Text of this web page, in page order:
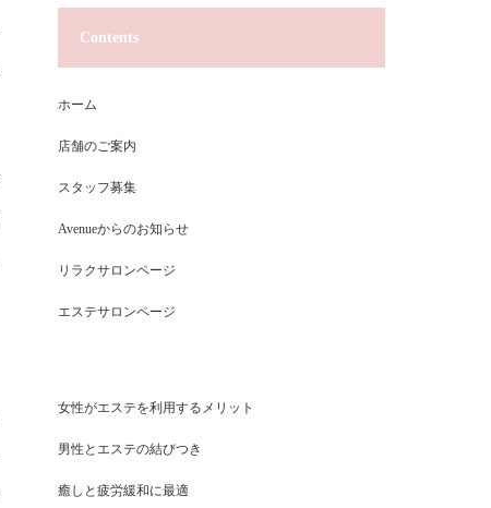
Contents
ホーム
店舗のご案内
スタッフ募集
Avenueからのお知らせ
リラクサロンページ
エステサロンページ
女性がエステを利用するメリット
男性とエステの結びつき
癒しと疲労緩和に最適